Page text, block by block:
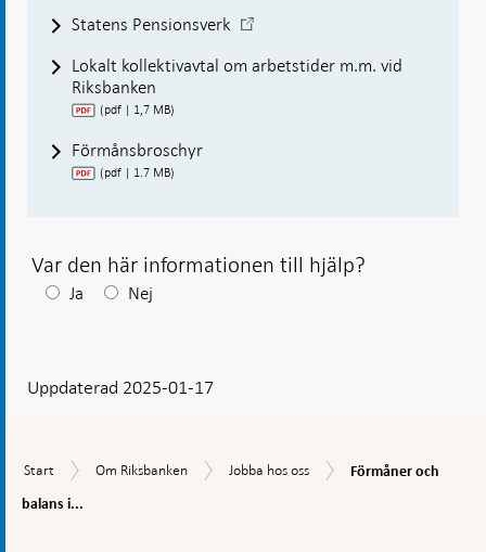
flik
Statens Pensionsverk
i
Lokalt kollektivavtal om arbetstider m.m. vid
Riksbanken
(pdf | 1,7 MB)
Förmånsbroschyr
(pdf | 1.7 MB)
Var den här informationen till hjälp?
Efter
visas
Ja Nej
Uppdaterad 2025-01-17
Start
Start
Om
Om Riksbanken
Jobba
Jobba hos oss
Förmåner
Förmåner och
balans i...